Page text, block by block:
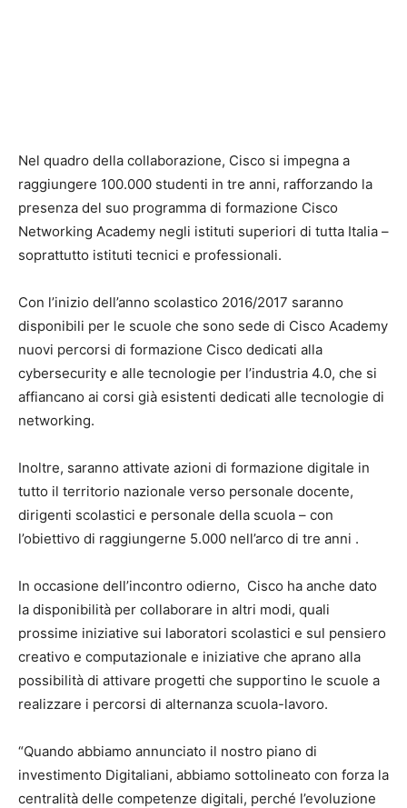
Nel quadro della collaborazione, Cisco si impegna a
raggiungere 100.000 studenti in tre anni, rafforzando la
presenza del suo programma di formazione Cisco
Networking Academy negli istituti superiori di tutta Italia –
soprattutto istituti tecnici e professionali.
Con l’inizio dell’anno scolastico 2016/2017 saranno
disponibili per le scuole che sono sede di Cisco Academy
nuovi percorsi di formazione Cisco dedicati alla
cybersecurity e alle tecnologie per l’industria 4.0, che si
affiancano ai corsi già esistenti dedicati alle tecnologie di
networking.
Inoltre, saranno attivate azioni di formazione digitale in
tutto il territorio nazionale verso personale docente,
dirigenti scolastici e personale della scuola – con
l’obiettivo di raggiungerne 5.000 nell’arco di tre anni .
In occasione dell’incontro odierno, Cisco ha anche dato
la disponibilità per collaborare in altri modi, quali
prossime iniziative sui laboratori scolastici e sul pensiero
creativo e computazionale e iniziative che aprano alla
possibilità di attivare progetti che supportino le scuole a
realizzare i percorsi di alternanza scuola-lavoro.
“Quando abbiamo annunciato il nostro piano di
investimento Digitaliani, abbiamo sottolineato con forza la
centralità delle competenze digitali, perché l’evoluzione